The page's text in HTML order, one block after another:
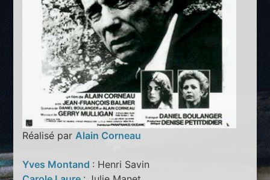
Réalisé par Alain Corneau
Yves Montand : Henri Savin